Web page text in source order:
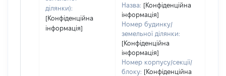
ділянки):
[Конфіденційна
інформація]
Назва: [Конфіденційна
інформація]
Номер будинку/
земельної ділянки:
[Конфіденційна
інформація]
Номер корпусу/секції/
блоку: [Конфіденційна